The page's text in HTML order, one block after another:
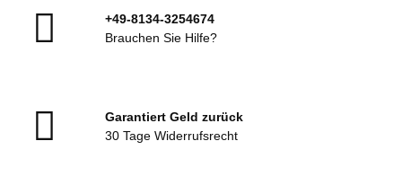
+49-8134-3254674
Brauchen Sie Hilfe?
Garantiert Geld zurück
30 Tage Widerrufsrecht